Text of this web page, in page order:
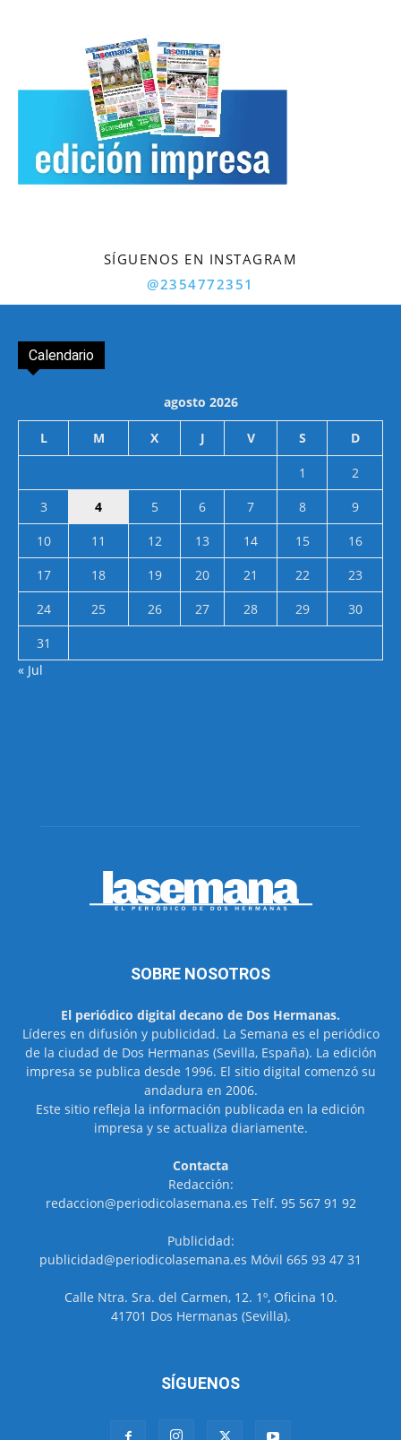
SÍGUENOS EN INSTAGRAM
@2354772351
Calendario
agosto 2026
L M X J V S D
1
2
3
4 5 6 7 8
9
10
11 12 13 14 15
16
17
18 19 20 21 22
23
24
25 26 27 28 29
30
31
« Jul
SOBRE NOSOTROS
El periódico digital decano de Dos Hermanas.
Líderes en difusión y publicidad. La Semana es el periódico
de la ciudad de Dos Hermanas (Sevilla, España). La edición
impresa se publica desde 1996. El sitio digital comenzó su
andadura en 2006.
Este sitio refleja la información publicada en la edición
impresa y se actualiza diariamente.
Contacta
Redacción:
redaccion@periodicolasemana.es Telf. 95 567 91 92
Publicidad:
publicidad@periodicolasemana.es Móvil 665 93 47 31
Calle Ntra. Sra. del Carmen, 12. 1º, Oficina 10.
41701 Dos Hermanas (Sevilla).
SÍGUENOS